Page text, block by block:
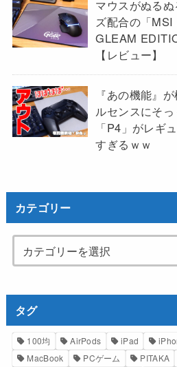
マウスがぬる
ズ配合の「
GLEAM
【レビュー】
『あの機能』
ルセンスにそ
「P4」がレギ
すぎるｗｗ
カテゴリー
タグ
100均 AirPods iPad
MacBook
PCゲーム PITAKA